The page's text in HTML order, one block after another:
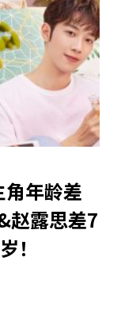
年龄差
赵露思差7
！